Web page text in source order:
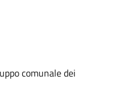
comunale dei